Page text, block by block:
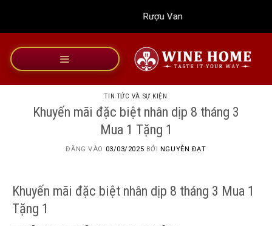
dung
Rượu Vang Wine Home
TIN TỨC VÀ SỰ KIỆN
Khuyến mãi đặc biệt nhân dịp 8 tháng 3
Mua 1 Tặng 1
ĐĂNG VÀO 03/03/2025 BỞI NGUYỄN ĐẠT
Khuyến mãi đặc biệt nhân dịp 8 tháng 3 Mua 1
Tặng 1